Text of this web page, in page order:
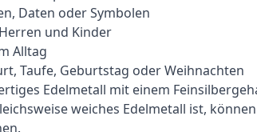
Daten oder Symbolen
und Kinder
Alltag
Taufe, Geburtstag oder Weihnachten
Edelmetall mit einem
weiches Edelmetall ist,